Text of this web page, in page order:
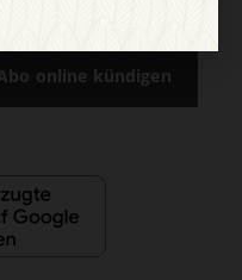
online kündigen